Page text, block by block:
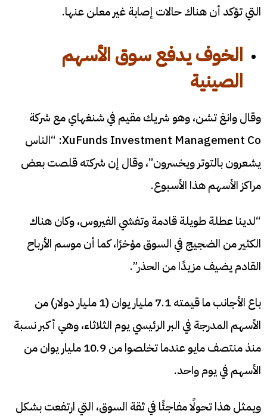
التي تؤكد أن هناك حالات إصابة غير معلن عنها.
الخوف يدفع سوق الأسهم
الصينية
وقال وانغ تشن، وهو شريك مقيم في شنغهاي مع شركة
XuFunds Investment Management Co: “الناس
يشعرون بالتوتر ويخسرون”، وقال إن شركته قلصت بعض
مراكز الأسهم هذا الأسبوع.
“لدينا عطلة طويلة قادمة وتفشي الفيروس، وكان هناك
الكثير من الضجيج في السوق مؤخرًا، كما أن موسم الأرباح
القادم يضيف مزيدًا من الحذر”.
باع الأجانب ما قيمته 7.1 مليار يوان (1 مليار دولار) من
الأسهم المدرجة في البر الرئيسي يوم الثلاثاء، وهي أكبر نسبة
منذ منتصف مايو عندما تخلصوا من 10.9 مليار يوان من
الأسهم في يوم واحد.
ويمثل هذا تحولًا مفاجئًا في ثقة السوق، التي ارتفعت بشكل